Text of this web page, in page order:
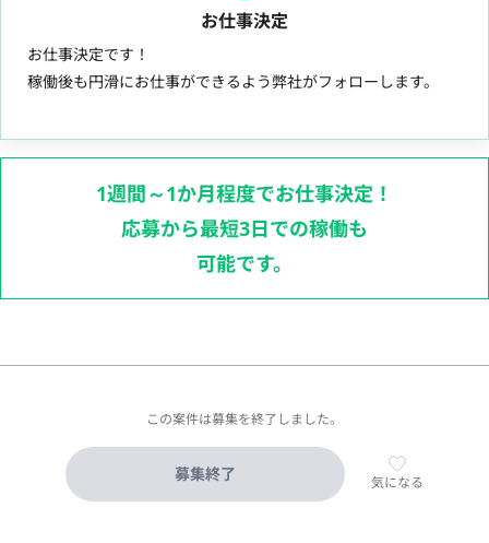
お仕事決定
お仕事決定です！
稼働後も円滑にお仕事ができるよう弊社がフォローします。
1週間～1か月程度でお仕事決定！
応募から最短3日での稼働も
可能です。
この案件は募集を終了しました。
募集終了 気になる